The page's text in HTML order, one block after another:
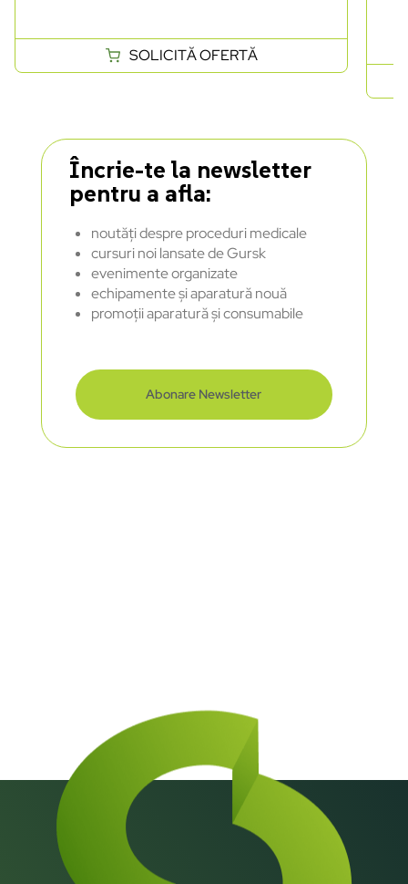
SOLICITĂ OFERTĂ
Încrie-te la newsletter
pentru a afla:
noutăți despre proceduri medicale
cursuri noi lansate de Gursk
evenimente organizate
echipamente și aparatură nouă
promoții aparatură și consumabile
Abonare Newsletter